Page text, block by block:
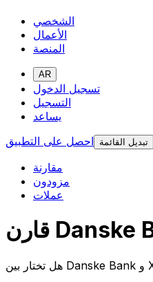
الشخصي
الأعمال
المنصة
AR
تسجيل الدخول
التسجيل
يساعد
احصل على التطبيق
تبديل القائمة
مقارنة
مزودون
عملات